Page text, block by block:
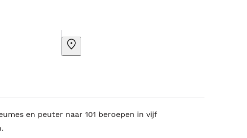
en peuter naar 101 beroepen in vijf